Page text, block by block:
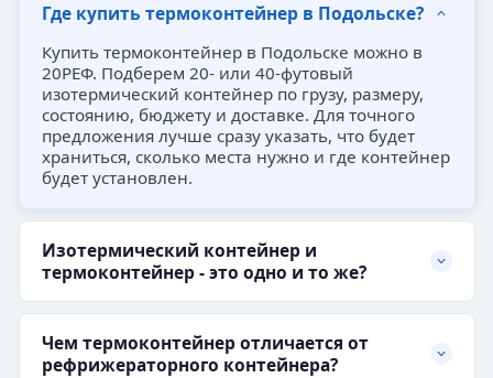
Где купить термоконтейнер в Подольске?
Купить термоконтейнер в Подольске можно в
20РЕФ. Подберем 20- или 40-футовый
изотермический контейнер по грузу, размеру,
состоянию, бюджету и доставке. Для точного
предложения лучше сразу указать, что будет
храниться, сколько места нужно и где контейнер
будет установлен.
Изотермический контейнер и
термоконтейнер - это одно и то же?
Чем термоконтейнер отличается от
рефрижераторного контейнера?